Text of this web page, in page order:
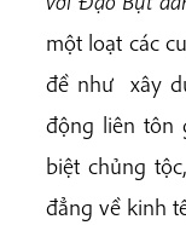
một loạt các
đề như xây
động liên tôn
biệt chủng
đẳng về kinh